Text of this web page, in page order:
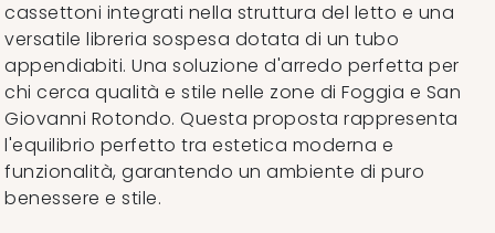
cassettoni integrati nella struttura del letto e una
versatile libreria sospesa dotata di un tubo
appendiabiti. Una soluzione d'arredo perfetta per
chi cerca qualità e stile nelle zone di Foggia e San
Giovanni Rotondo. Questa proposta rappresenta
l'equilibrio perfetto tra estetica moderna e
funzionalità, garantendo un ambiente di puro
benessere e stile.